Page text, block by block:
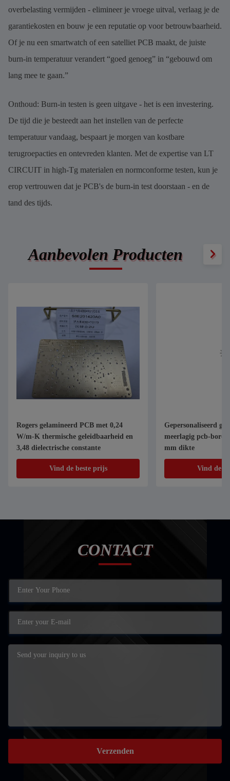
overbelasting vermijden - elimineer je vroege uitval, verlaag je de
garantiekosten en bouw je een reputatie op voor betrouwbaarheid.
Of je nu een smartwatch of een satelliet PCB maakt, de juiste
burn-in temperatuur verandert “goed genoeg” in “gebouwd om
lang mee te gaan.”
Onthoud: Burn-in testen is geen uitgave - het is een investering.
De tijd die je besteedt aan het instellen van de perfecte
temperatuur vandaag, bespaart je morgen van kostbare
terugroepacties en ontevreden klanten. Met de expertise van LT
CIRCUIT in high-Tg materialen en normconforme testen, kun je
erop vertrouwen dat je PCB's de burn-in test doorstaan - en de
tand des tijds.
Aanbevolen Producten
Rogers gelamineerd PCB met 0,24
W/m-K thermische geleidbaarheid en
3,48 dielectrische constante
Vind de beste prijs
Gepersonaliseerd
meerlagig pcb-bord
mm dikte
Vind de
CONTACT
Verzenden